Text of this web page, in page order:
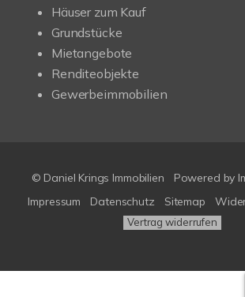
Häuser zum Kauf
Grundstücke
Mietangebote
Renditeobjekte
Gewerbeimmobilien
© Daniel Krings Immobilien
Powered by
Impressum
Datenschutz Sitemap
Vertrag widerrufen